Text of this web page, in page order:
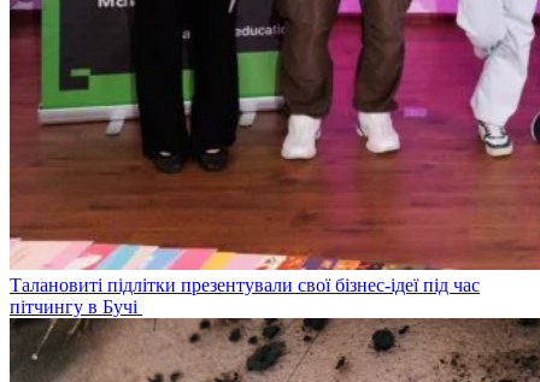
Талановиті підлітки презентували свої бізнес-ідеї під час
пітчингу в Бучі